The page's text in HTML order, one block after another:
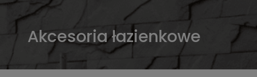
Akcesoria łazienkowe